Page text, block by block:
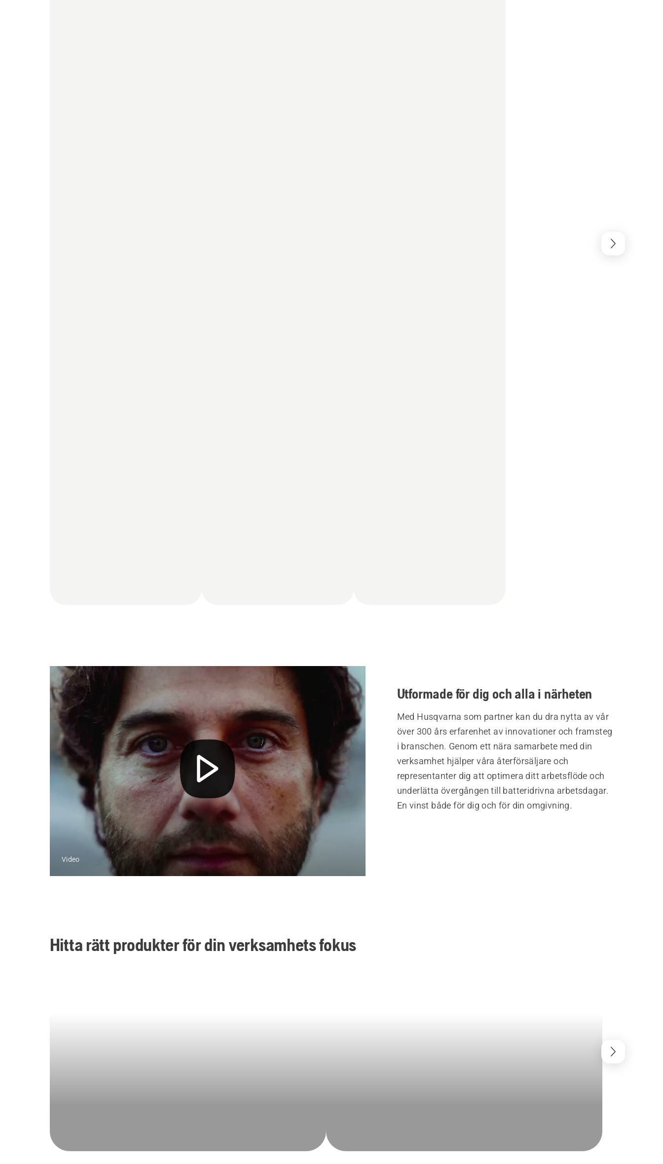
Video
Utformade för dig och alla i närheten
Med Husqvarna som partner kan du dra nytta av vår
över 300 års erfarenhet av innovationer och framsteg
i branschen. Genom ett nära samarbete med din
verksamhet hjälper våra återförsäljare och
representanter dig att optimera ditt arbetsflöde och
underlätta övergången till batteridrivna arbetsdagar.
En vinst både för dig och för din omgivning.
Hitta rätt produkter för din verksamhets fokus